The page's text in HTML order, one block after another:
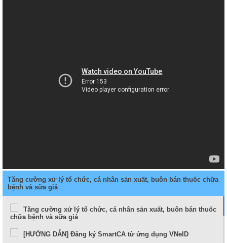
Tăng cường xử lý tổ chức, cá nhân sản xuất, buôn bán thuốc chữa
bệnh và sữa giả
Tăng cường xử lý tổ chức, cá nhân sản xuất, buôn bán thuốc
chữa bệnh và sữa giả
[HƯỚNG DẪN] Đăng ký SmartCA từ ứng dụng VNeID